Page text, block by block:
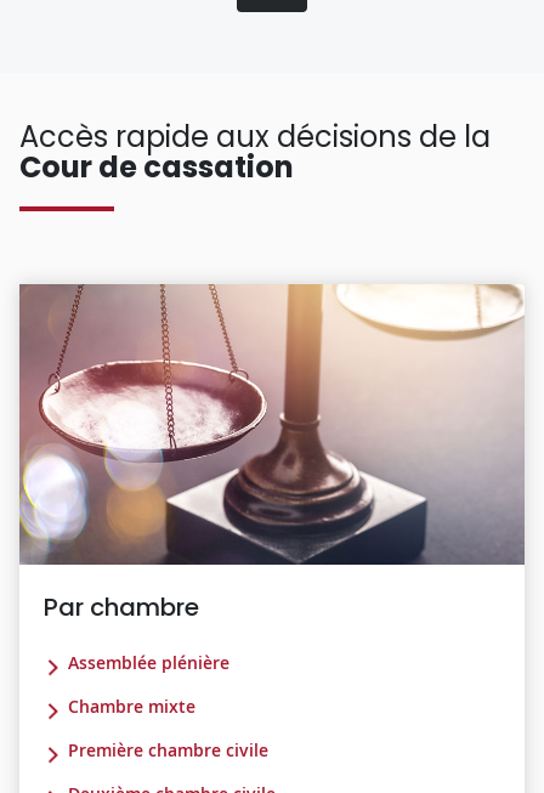
Accès rapide aux décisions de la
Cour de cassation
Par chambre
Assemblée plénière
Chambre mixte
Première chambre civile